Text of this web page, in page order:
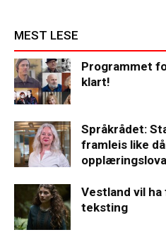
MEST LESE
Programmet
klart!
Språkrådet:
framleis like
opplæringslova
Vestland vil
teksting